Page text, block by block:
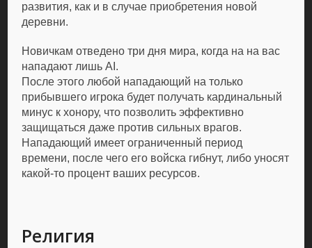
развития, как и в случае приобретения новой
деревни.
Новичкам отведено три дня мира, когда на на вас
нападают лишь AI.
После этого любой нападающий на только
прибывшего игрока будет получать кардинальный
минус к хонору, что позволить эффективно
защищаться даже против сильных врагов.
Нападающий имеет ограниченный период
времени, после чего его войска гибнут, либо уносят
какой-то процент ваших ресурсов.
Религия